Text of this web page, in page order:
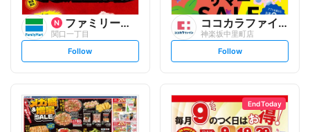
ファミリーマート
関口一丁目
s
t
l
o
w
Follow
ココカラファイン
神楽坂中里町店
s
t
l
o
w
Follow
End Today